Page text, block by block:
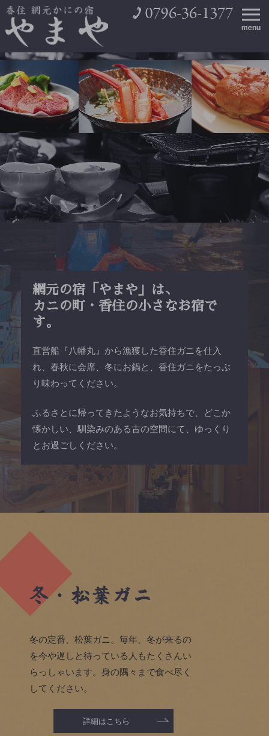
網元の宿「やまや」は、
カニの町・香住の小さなお宿で
す。
直営船『八幡丸』から漁獲した香住ガニを仕入
れ、 春秋に会席、冬にお鍋と、香住ガニをたっぶ
り味わってください。
ふるさとに帰ってきたようなお気持ちで、 どこか
懐かしい、馴染みのある古の空間にて、 ゆっくり
とお過ごしください。
冬の定番、松葉ガニ。毎年、冬が来るの
を今や遅しと待っている人もたくさんい
らっしゃいます。身の隅々まで食べ尽く
してください。
詳細はこちら